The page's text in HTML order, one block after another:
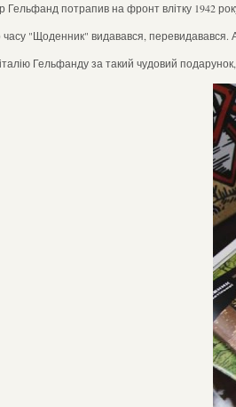
потрапив на фронт влітку 1942
часу "Щоденник" видавався, перевидавався.
Гельфанду за такий чудовий подарунок,